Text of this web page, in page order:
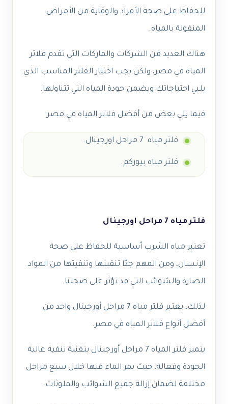
للحفاظ على صحة الأفراد والوقاية من الأمراض
المنقولة بالمياه.
هناك العديد من الشركات والماركات التي تقدم فلاتر
المياه في مصر، ولكن يجب اختيار الفلتر المناسب الذي
يلبي احتياجاتك ويضمن جودة المياه التي تتناولها.
فيما يلي بعض من أفضل فلاتر المياه في مصر:
فلتر مياه 7 مراحل اورجينال.
فلتر مياه بيوركم.
فلتر مياه 7 مراحل اورجينال
تعتبر مياه الشرب أساسية للحفاظ على صحة
الإنسان، ومن المهم جدًا تنقيتها وتنقيتها من المواد
الضارة والشوائب التي قد تؤثر على صحتنا.
لذلك، يعتبر فلتر مياه 7 مراحل أورجينال واحد من
أفضل أنواع فلاتر المياه في مصر.
يتميز فلتر المياه 7 مراحل أورجينال بتقنية تنقية عالية
الجودة وفعالة، حيث يمر الماء فيها خلال سبع مراحل
مختلفة لضمان إزالة جميع الشوائب والملوثات.